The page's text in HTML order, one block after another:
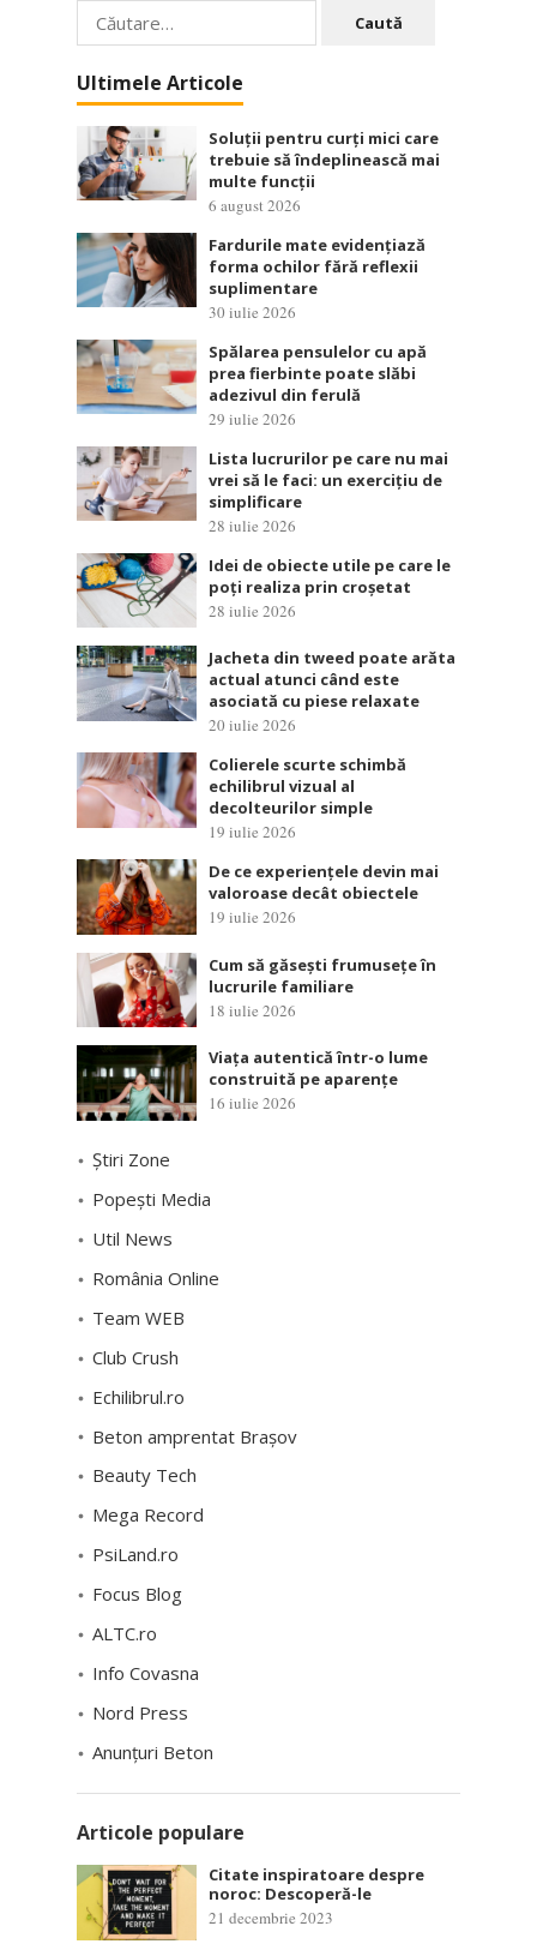
Caută
după:
Ultimele Articole
Soluții pentru curți mici care
trebuie să îndeplinească mai
multe funcții
6 august 2026
Fardurile mate evidențiază
forma ochilor fără reflexii
suplimentare
30 iulie 2026
Spălarea pensulelor cu apă
prea fierbinte poate slăbi
adezivul din ferulă
29 iulie 2026
Lista lucrurilor pe care nu mai
vrei să le faci: un exercițiu de
simplificare
28 iulie 2026
Idei de obiecte utile pe care le
poți realiza prin croșetat
28 iulie 2026
Jacheta din tweed poate arăta
actual atunci când este
asociată cu piese relaxate
20 iulie 2026
Colierele scurte schimbă
echilibrul vizual al
decolteurilor simple
19 iulie 2026
De ce experiențele devin mai
valoroase decât obiectele
19 iulie 2026
Cum să găsești frumusețe în
lucrurile familiare
18 iulie 2026
Viața autentică într-o lume
construită pe aparențe
16 iulie 2026
Știri Zone
Popești Media
Util News
România Online
Team WEB
Club Crush
Echilibrul.ro
Beton amprentat Brașov
Beauty Tech
Mega Record
PsiLand.ro
Focus Blog
ALTC.ro
Info Covasna
Nord Press
Anunțuri Beton
Articole populare
Citate inspiratoare despre
noroc: Descoperă-le
21 decembrie 2023